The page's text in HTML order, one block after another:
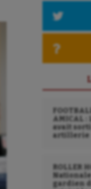
AMICAL :
avait
artillerie
ROLLER
gardien